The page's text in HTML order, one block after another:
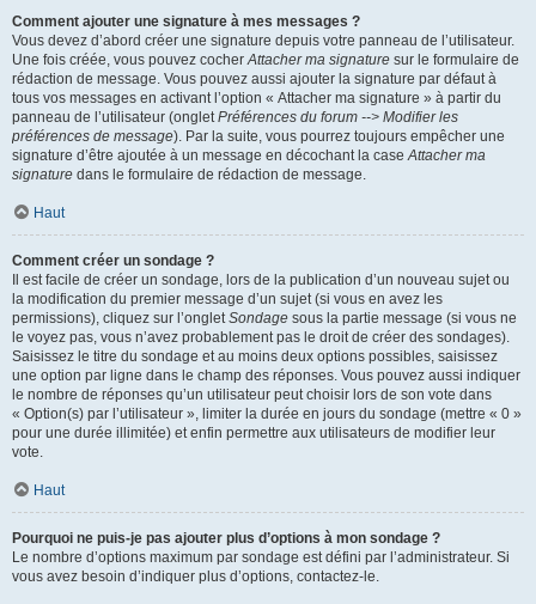
Comment ajouter une signature à mes messages ?
Vous devez d’abord créer une signature depuis votre panneau de l’utilisateur.
Une fois créée, vous pouvez cocherAttacher ma signature sur le formulaire de
rédaction de message. Vous pouvez aussi ajouter la signature par défaut à
tous vos messages en activant l’option « Attacher ma signature » à partir du
panneau de l’utilisateur (ongletPréférences du forum --> Modifier les
préférences de message). Par la suite, vous pourrez toujours empêcher une
signature d’être ajoutée à un message en décochant la caseAttacher ma
signature dans le formulaire de rédaction de message.
Haut
Comment créer un sondage ?
Il est facile de créer un sondage, lors de la publication d’un nouveau sujet ou
la modification du premier message d’un sujet (si vous en avez les
permissions), cliquez sur l’ongletSondage sous la partie message (si vous ne
le voyez pas, vous n’avez probablement pas le droit de créer des sondages).
Saisissez le titre du sondage et au moins deux options possibles, saisissez
une option par ligne dans le champ des réponses. Vous pouvez aussi indiquer
le nombre de réponses qu’un utilisateur peut choisir lors de son vote dans
« Option(s) par l’utilisateur », limiter la durée en jours du sondage (mettre « 0 »
pour une durée illimitée) et enfin permettre aux utilisateurs de modifier leur
vote.
Haut
Pourquoi ne puis-je pas ajouter plus d’options à mon sondage ?
Le nombre d’options maximum par sondage est défini par l’administrateur. Si
vous avez besoin d’indiquer plus d’options, contactez-le.